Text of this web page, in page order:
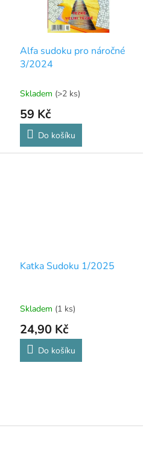
Alfa sudoku pro náročné
3/2024
Skladem (>2 ks)
59 Kč
Do košíku
Katka Sudoku 1/2025
Skladem (1 ks)
24,90 Kč
Do košíku